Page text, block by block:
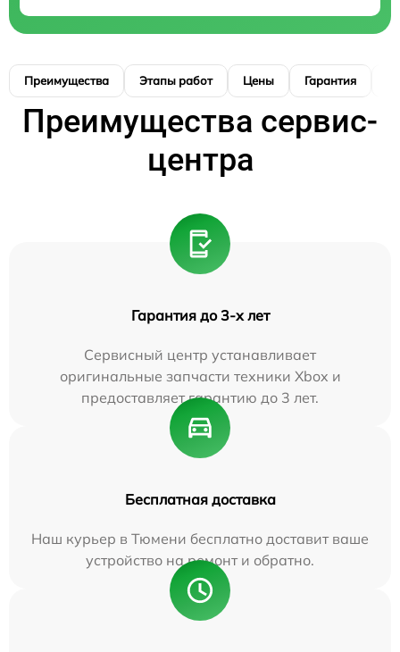
Преимущества Этапы работ Цены Гарантия
Преимущества сервис-
центра
Гарантия до 3-х лет
Сервисный центр устанавливает
оригинальные запчасти техники Xbox и
предоставляет гарантию до 3 лет.
Бесплатная доставка
Наш курьер в Тюмени бесплатно доставит ваше
устройство на ремонт и обратно.